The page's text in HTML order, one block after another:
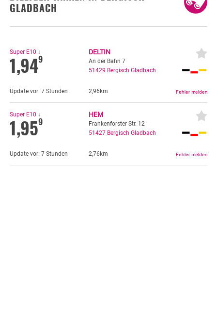
Liter Verbrauch pro 100 km
Allgemein
GEO-Daten lesen
Autogas
Fahrzeugbewertung
KFZ Versicherung
Bußgeldrechner
GLADBACH
Super E10 ↓
1,949
DELTIN
An der Bahn 7
51429 Bergisch Gladbach
Update vor: 7 Stunden 2,96km
Super E10 ↓
1,959
HEM
Frankenforster Str. 12
51427 Bergisch Gladbach
Update vor: 7 Stunden 2,76km